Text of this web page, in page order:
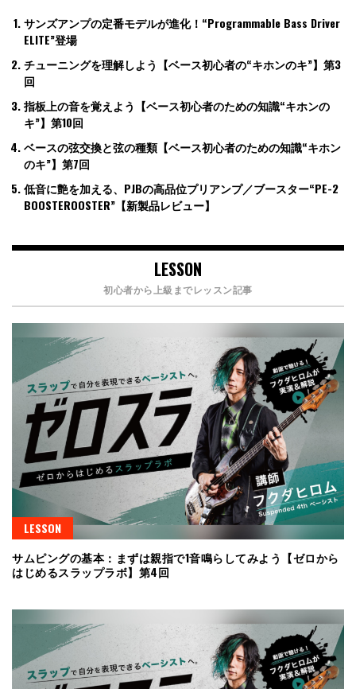
サンズアンプの定番モデルが進化！“Programmable Bass Driver
ELITE”登場
チューニングを理解しよう【ベース初心者の“キホンのキ”】第3
回
指板上の音を覚えよう【ベース初心者のための知識“キホンの
キ”】第10回
ベースの弦交換と弦の種類【ベース初心者のための知識“キホン
のキ”】第7回
低音に艶を加える、PJBの高品位プリアンプ／ブースター“PE-2
BOOSTEROOSTER”【新製品レビュー】
LESSON
初心者から上級までレッスン記事
LESSON
サムピングの基本：まずは親指で1音鳴らしてみよう【ゼロから
はじめるスラップラボ】第4回